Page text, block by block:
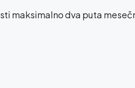
maksimalno dva puta